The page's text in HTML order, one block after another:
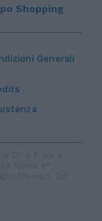
Generali
Shopping